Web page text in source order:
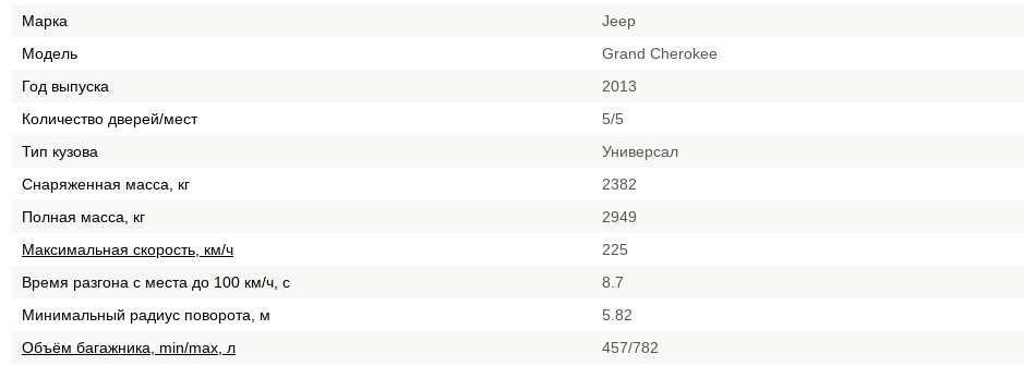
Марка
Jeep
Модель
Grand Cherokee
Год выпуска
2013
Количество дверей/мест
5/5
Тип кузова
Универсал
Снаряженная масса, кг
2382
Полная масса, кг
2949
Максимальная скорость, км/ч
225
Время разгона с места до 100 км/ч, с
8.7
Минимальный радиус поворота, м
5.82
Объём багажника, min/max, л
457/782